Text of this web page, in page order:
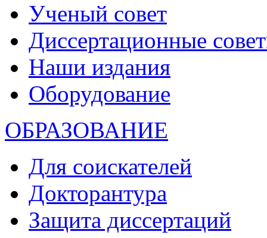
Ученый совет
Диссертационные
Наши издания
Оборудование
ОБРАЗОВАНИЕ
Для соискателей
Докторантура
Защита диссертаций